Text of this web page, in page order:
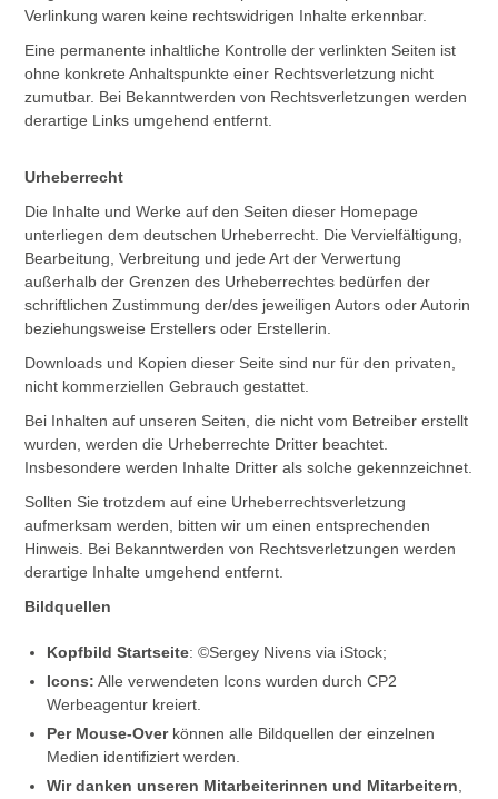
Verlinkung waren keine rechtswidrigen Inhalte erkennbar.
Eine permanente inhaltliche Kontrolle der verlinkten Seiten ist
ohne konkrete Anhaltspunkte einer Rechtsverletzung nicht
zumutbar. Bei Bekanntwerden von Rechtsverletzungen werden
derartige Links umgehend entfernt.
Urheberrecht
Die Inhalte und Werke auf den Seiten dieser Homepage
unterliegen dem deutschen Urheberrecht. Die Vervielfältigung,
Bearbeitung, Verbreitung und jede Art der Verwertung
außerhalb der Grenzen des Urheberrechtes bedürfen der
schriftlichen Zustimmung der/des jeweiligen Autors oder Autorin
beziehungsweise Erstellers oder Erstellerin.
Downloads und Kopien dieser Seite sind nur für den privaten,
nicht kommerziellen Gebrauch gestattet.
Bei Inhalten auf unseren Seiten, die nicht vom Betreiber erstellt
wurden, werden die Urheberrechte Dritter beachtet.
Insbesondere werden Inhalte Dritter als solche gekennzeichnet.
Sollten Sie trotzdem auf eine Urheberrechtsverletzung
aufmerksam werden, bitten wir um einen entsprechenden
Hinweis. Bei Bekanntwerden von Rechtsverletzungen werden
derartige Inhalte umgehend entfernt.
Bildquellen
Kopfbild Startseite: ©Sergey Nivens via iStock;
Icons: Alle verwendeten Icons wurden durch CP2
Werbeagentur kreiert.
Per Mouse-Overkönnen alle Bildquellen der einzelnen
Medien identifiziert werden.
Wir danken unseren Mitarbeiterinnen und Mitarbeitern